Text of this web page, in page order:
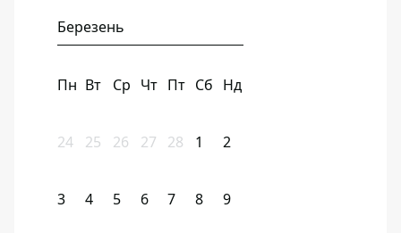
Березень
Пн Вт Ср Чт Пт Сб Нд
24 25 26 27 28 1 2
3 4 5 6 7 8 9